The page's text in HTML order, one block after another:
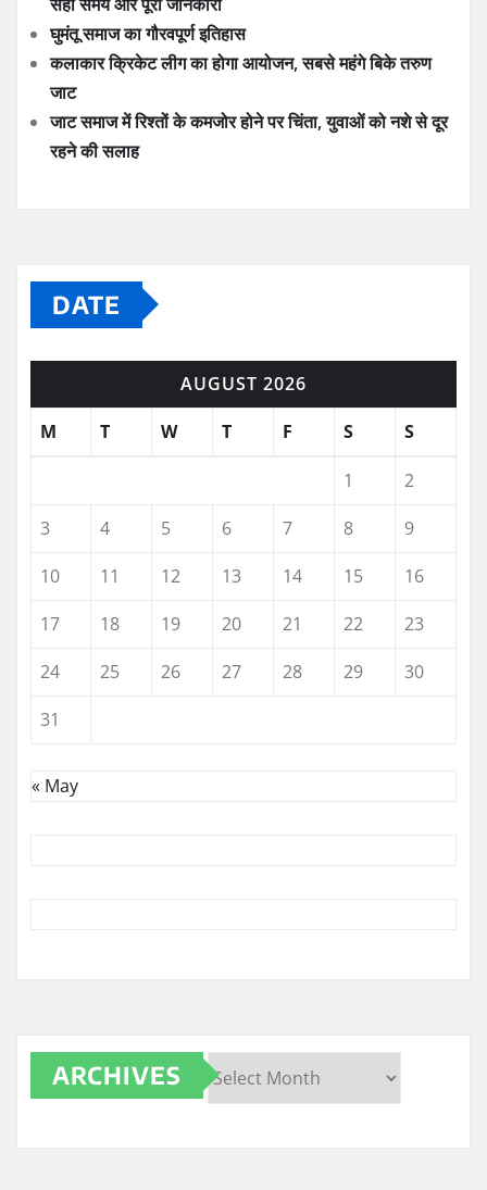
घुमंतू समाज का गौरवपूर्ण इतिहास
कलाकार क्रिकेट लीग का होगा आयोजन, सबसे महंगे बिके तरुण
जाट
जाट समाज में रिश्तों के कमजोर होने पर चिंता, युवाओं को नशे से दूर
रहने की सलाह
DATE
AUGUST 2026
M
T W T F S S
1
2
3
4 5 6 7 8
9
10
11 12 13 14 15
16
17
18 19 20 21 22
23
24
25 26 27 28 29
30
31
« May
ARCHIVES